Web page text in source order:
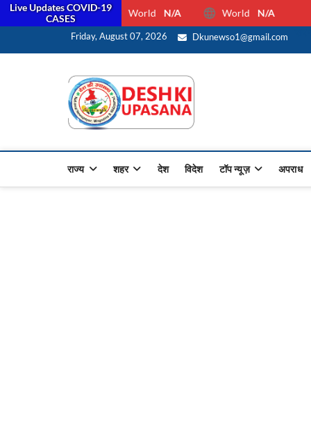
Friday, August 07, 2026 Dkunewso1@gmail.com
राज्य शहर देश विदेश टॉप न्यूज़ अपराध
Live Updates COVID-19
CASES
World N/A World N/A